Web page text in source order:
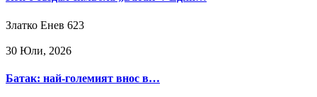
Златко Енев 623
30 Юли, 2026
Батак: най-големият внос в…